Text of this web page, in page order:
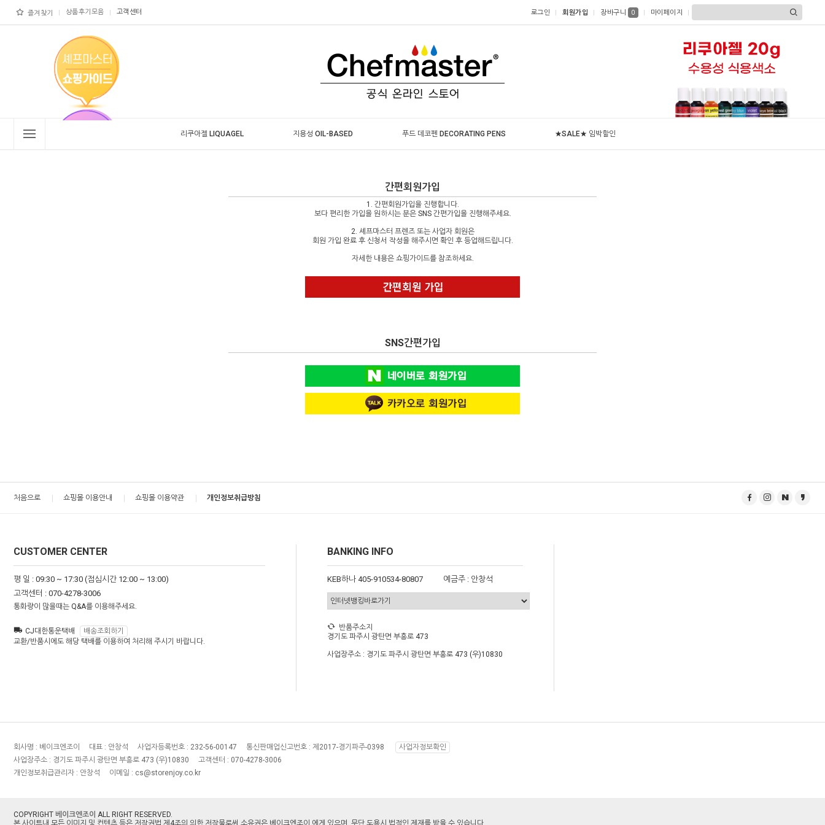
즐겨찾기 상품후기모음 고객센터 로그인 회원가입 장바구니 0 마이페이지
리쿠아젤 LIQUAGEL 지용성 OIL-BASED 푸드 데코펜 DECORATING PENS ★SALE★ 임박할인
간편회원가입
1. 간편회원가입을 진행합니다.
보다 편리한 가입을 원하시는 분은 SNS 간편가입을 진행해주세요.
2. 셰프마스터 프렌즈 또는 사업자 회원은
회원 가입 완료 후 신청서 작성을 해주시면 확인 후 등업해드립니다.
자세한 내용은 쇼핑가이드를 참조하세요.
SNS간편가입
처음으로 쇼핑몰 이용안내 쇼핑몰 이용약관 개인정보취급방침
CUSTOMER CENTER
평 일 : 09:30 ~ 17:30 (점심시간 12:00 ~ 13:00)
고객센터 : 070-4278-3006
통화량이 많을때는 Q&A를 이용해주세요.
CJ대한통운택배
배송조회하기
교환/반품시에도 해당 택배를 이용하여 처리해 주시기 바랍니다.
BANKING INFO
KEB하나 405-910534-80807 예금주 : 안창석
반품주소지
경기도 파주시 광탄면 부흥로 473
사업장주소 : 경기도 파주시 광탄면 부흥로 473 (우)10830
회사명 : 베이크엔조이 대표 : 안창석 사업자등록번호 : 232-56-00147 통신판매업신고번호 : 제2017-경기파주-0398
사업자정보확인
사업장주소 : 경기도 파주시 광탄면 부흥로 473 (우)10830 고객센터 : 070-4278-3006
개인정보취급관리자 : 안창석 이메일 : cs@storenjoy.co.kr
COPYRIGHT 베이크엔조이 ALL RIGHT RESERVED.
본 사이트내 모든 이미지 및 컨텐츠 등은 저작권법 제4조의 의한 저작물로써 소유권은 베이크엔조이 에게 있으며, 무단 도용시 법적인 제재를 받을 수 있습니다.